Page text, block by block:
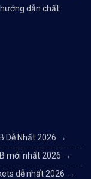
dẫn chất
Dễ Nhất 2026 →
mới nhất 2026 →
dễ nhất 2026 →